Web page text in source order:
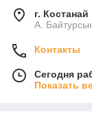
г. Костанай
А.
Контакты
Сегодня
Показать